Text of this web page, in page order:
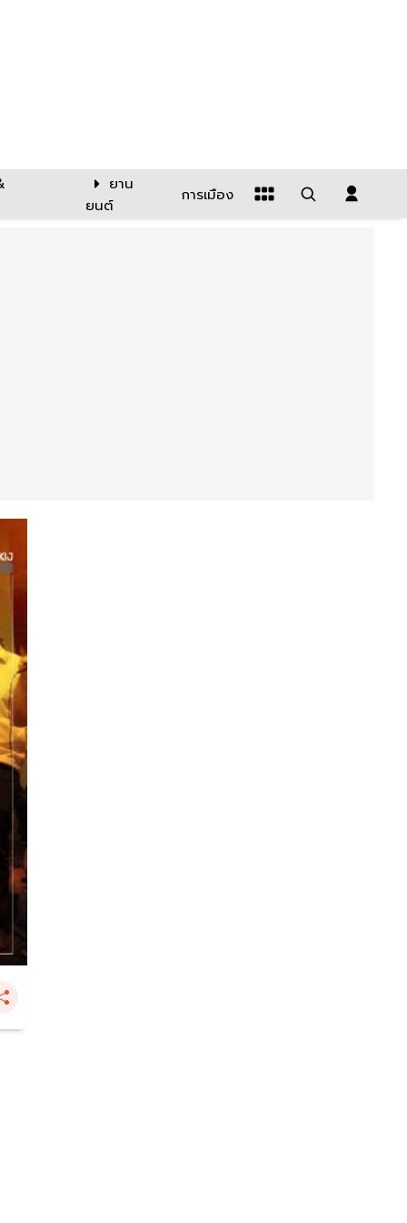
ยาน
ยนต์
การเมือง